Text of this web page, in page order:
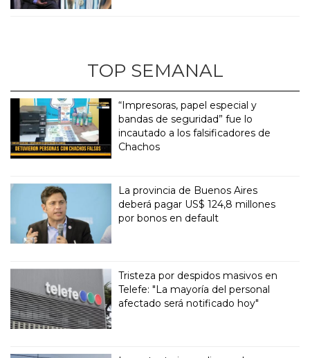
TOP SEMANAL
“Impresoras, papel especial y
bandas de seguridad” fue lo
incautado a los falsificadores de
Chachos
La provincia de Buenos Aires
deberá pagar US$ 124,8 millones
por bonos en default
Tristeza por despidos masivos en
Telefe: "La mayoría del personal
afectado será notificado hoy"